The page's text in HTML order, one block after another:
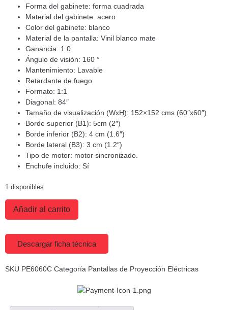
Forma del gabinete: forma cuadrada
Material del gabinete: acero
Color del gabinete: blanco
Material de la pantalla: Vinil blanco mate
Ganancia: 1.0
Ángulo de visión: 160 °
Mantenimiento: Lavable
Retardante de fuego
Formato: 1:1
Diagonal: 84″
Tamaño de visualización (WxH): 152×152 cms (60″x60″)
Borde superior (B1): 5cm (2″)
Borde inferior (B2): 4 cm (1.6″)
Borde lateral (B3): 3 cm (1.2″)
Tipo de motor: motor sincronizado.
Enchufe incluido: Sí
1 disponibles
Añadir al carrito
Descargar ficha técnica
SKU PE6060C Categoría Pantallas de Proyección Eléctricas